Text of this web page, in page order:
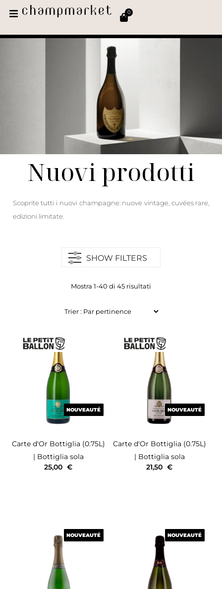
0
Nuovi prodotti
Scoprite tutti i nuovi champagne: nuove vintage, cuvées rare,
edizioni limitate.
SHOW FILTERS
Mostra 1-40 di 45 risultati
NOUVEAUTÉ
Carte d'Or Bottiglia (0.75L)
| Bottiglia sola
NOUVEAUTÉ
25,00 €
NOUVEAUTÉ
Carte d'Or Bottiglia (0.75L)
| Bottiglia sola
NOUVEAUTÉ
21,50 €
NOUVEAUTÉ
NOUVEAUTÉ NOUVEAUTÉ
NOUVEAUTÉ